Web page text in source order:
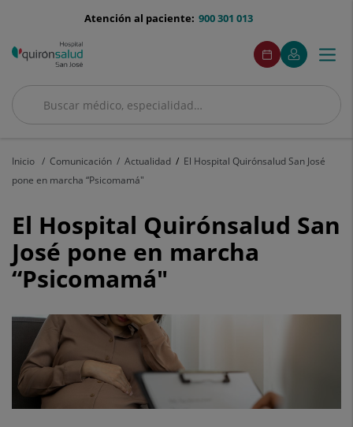
menu-
900 301 013
Atención al paciente:
Buscar
Buscar
menuAcceso
Pedir
cita
Este
enlace
se
en
Mi
Quirónsalud
Este
enlace
se
en
ventana
nueva.
Menú
Inicio Comunicación Actualidad
El Hospital Quirónsalud San José
pone en marcha “Psicomamá"
El
Hospital
Quirónsalud
José
pone
en
El Hospital Quirónsalud San
José pone en marcha
“Psicomamá"